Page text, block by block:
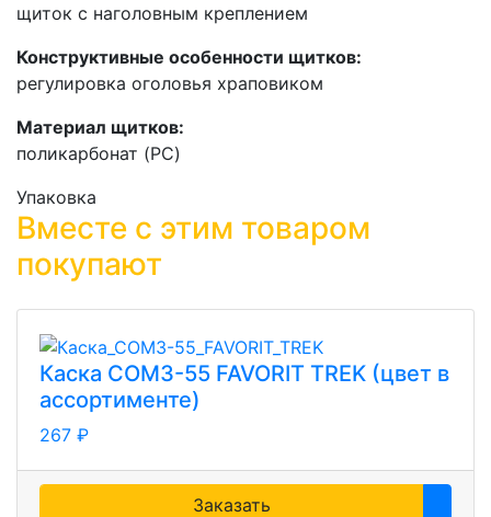
щиток с наголовным креплением
Конструктивные особенности щитков:
регулировка оголовья храповиком
Материал щитков:
поликарбонат (PC)
Упаковка
Вместе с этим товаром
покупают
Каска СОМЗ-55 FAVORIT TREK (цвет в
ассортименте)
267 ₽
Заказать